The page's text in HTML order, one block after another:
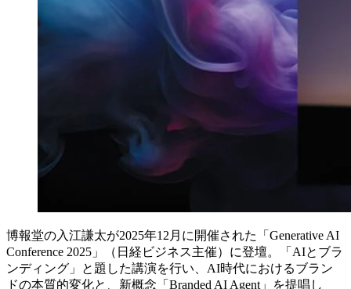
博報堂の入江謙太が2025年12月に開催された「Generative AI
Conference 2025」（日経ビジネス主催）に登壇。「AIとブラ
ンディング」と題した講演を行い、AI時代におけるブラン
ドの本質的変化と、新概念「Branded AI Agent」を提唱し